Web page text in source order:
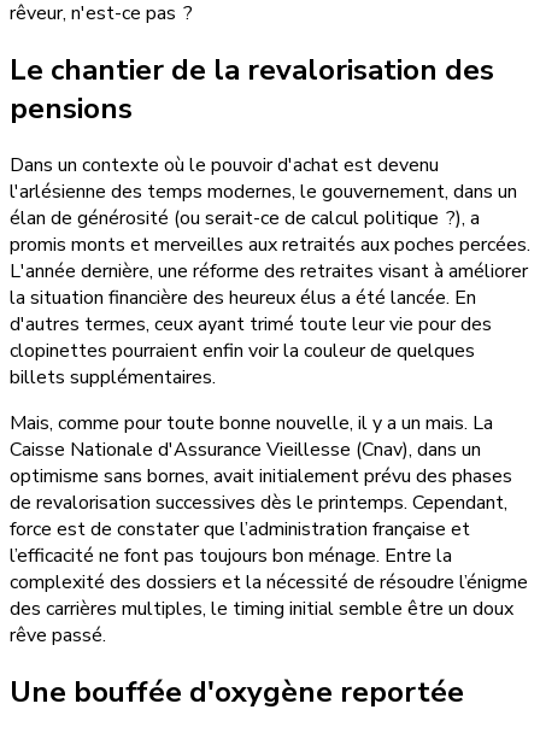
rêveur, n'est-ce pas ?
Le chantier de la revalorisation des
pensions
Dans un contexte où le pouvoir d'achat est devenu
l'arlésienne des temps modernes, le gouvernement, dans un
élan de générosité (ou serait-ce de calcul politique ?), a
promis monts et merveilles aux retraités aux poches percées.
L'année dernière, une réforme des retraites visant à améliorer
la situation financière des heureux élus a été lancée. En
d'autres termes, ceux ayant trimé toute leur vie pour des
clopinettes pourraient enfin voir la couleur de quelques
billets supplémentaires.
Mais, comme pour toute bonne nouvelle, il y a un mais. La
Caisse Nationale d'Assurance Vieillesse (Cnav), dans un
optimisme sans bornes, avait initialement prévu des phases
de revalorisation successives dès le printemps. Cependant,
force est de constater que l’administration française et
l’efficacité ne font pas toujours bon ménage. Entre la
complexité des dossiers et la nécessité de résoudre l’énigme
des carrières multiples, le timing initial semble être un doux
rêve passé.
Une bouffée d'oxygène reportée